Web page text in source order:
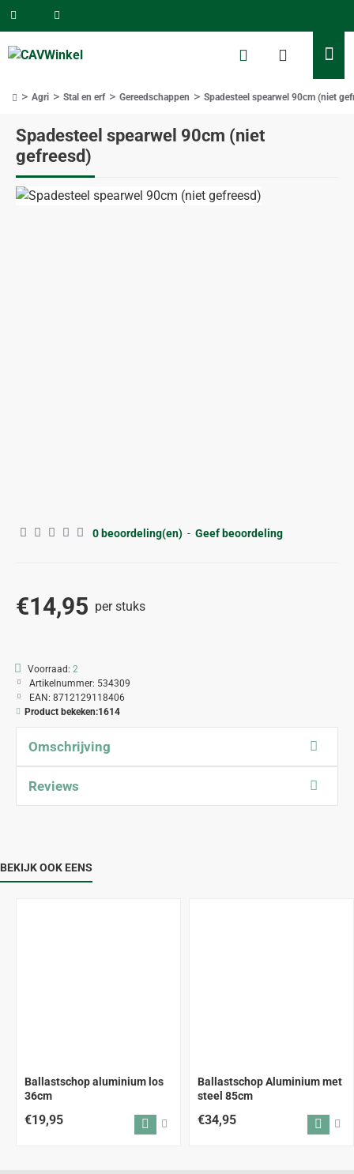
Spadesteel spearwel 90cm (niet
gefreesd)
Agri Stal en erf Gereedschappen Spadesteel spearwel 90cm (niet
ALLEEN AFHALEN 0 beoordeling(en) - Geef beoordeling
€14,95 per stuks
Voorraad: 2
Artikelnummer: 534309
EAN: 8712129118406
Product bekeken:1614
Omschrijving
Reviews
BEKIJK OOK EENS
Ballastschop aluminium los
36cm
€19,95 ALLEEN AFHALEN
Ballastschop Aluminium met
steel 85cm
€34,95